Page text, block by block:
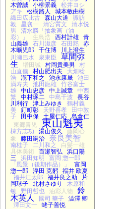
木曽誠
小柳景義
松井ヨシ
アキ
松樹路人
城本敏由樹
織田広比古
森山大道
諏訪
敦
星襄一 清宮質文
清水悦
男
清水勝「抽象画（油
彩）」
生島浩 西村計雄
青
山義雄
石川滋彦 石田黙
赤
木曠児郎
千住博
川上澄生
川瀬巴水
泉東臣
草間弥
生
増田誠 村岡貴美男
村
山直儀
村山肥出夫
大畑稔
浩
瀧下和之 池永康晟
池田
満寿夫
池田龍雄
竹谷富士
雄
中山忠彦 中上誠章
中西
繁
中村琢二 中島千波
長谷
川利行
津上みゆき
鶴村義
美
釘町彰 天野喜孝
田中敦
子
田中保 土屋仁応
島倉仁
東郷青児
東山魁夷
棟方志功 湯山俊久
藤岡心
象
藤田嗣治 奈良美智
南桂子 二川和之
白髪一雄
具体美術
百瀬智弘
浜口陽
三
浜田知明
富岡 惣一郎
「風景（後期作品）」
富岡
惣一郎
浮田 克躬
福井 欧夏
福井江太郎
福井良之助
片
岡球子
北村さゆり
木原和
敏
野田哲也 油彩人物
鈴
木英人
國司 華子
澁澤 卿
澤田文一
蛯子善悦